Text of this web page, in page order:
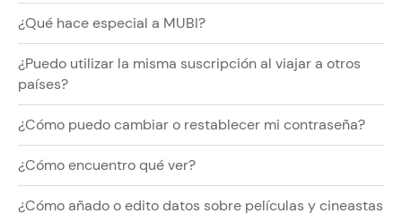
¿Qué hace especial a MUBI?
¿Puedo utilizar la misma suscripción al viajar a otros
países?
¿Cómo puedo cambiar o restablecer mi contraseña?
¿Cómo encuentro qué ver?
¿Cómo añado o edito datos sobre películas y cineastas